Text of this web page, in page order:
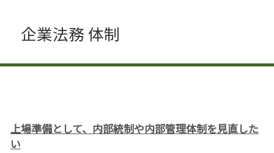
企業法務 体制
上場準備として、内部統制や内部管理体制を見直した
い